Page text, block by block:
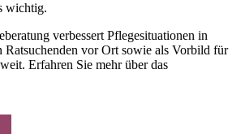
wichtig.
verbessert Pflegesituationen in
Ratsuchenden vor Ort sowie als Vorbild für
Erfahren Sie mehr über das